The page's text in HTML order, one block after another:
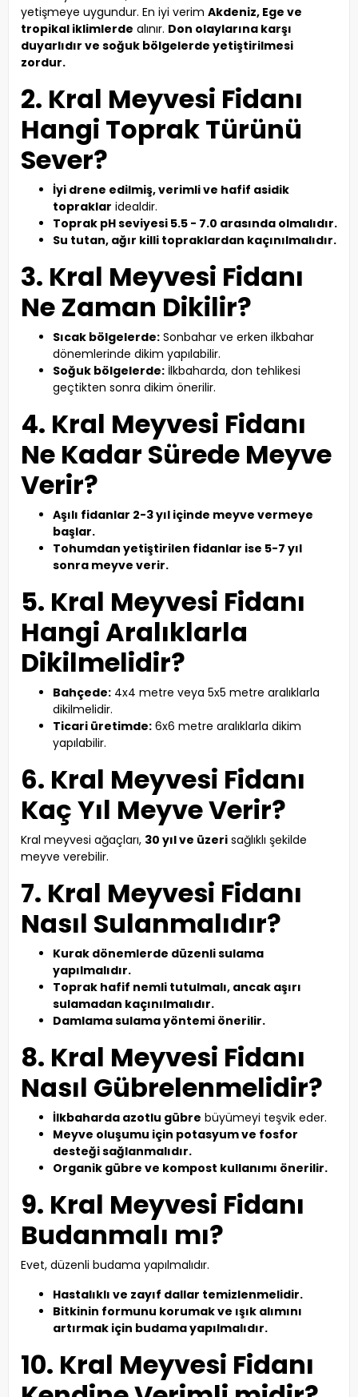
yetişmeye uygundur. En iyi verim Akdeniz, Ege ve
tropikal iklimlerde alınır. Don olaylarına karşı
duyarlıdır ve soğuk bölgelerde yetiştirilmesi
zordur.
2. Kral Meyvesi Fidanı
Hangi Toprak Türünü
Sever?
İyi drene edilmiş, verimli ve hafif asidik
topraklar idealdir.
Toprak pH seviyesi 5.5 - 7.0 arasında olmalıdır.
Su tutan, ağır killi topraklardan kaçınılmalıdır.
3. Kral Meyvesi Fidanı
Ne Zaman Dikilir?
Sıcak bölgelerde: Sonbahar ve erken ilkbahar
dönemlerinde dikim yapılabilir.
Soğuk bölgelerde: İlkbaharda, don tehlikesi
geçtikten sonra dikim önerilir.
4. Kral Meyvesi Fidanı
Ne Kadar Sürede Meyve
Verir?
Aşılı fidanlar 2-3 yıl içinde meyve vermeye
başlar.
Tohumdan yetiştirilen fidanlar ise 5-7 yıl
sonra meyve verir.
5. Kral Meyvesi Fidanı
Hangi Aralıklarla
Dikilmelidir?
Bahçede: 4x4 metre veya 5x5 metre aralıklarla
dikilmelidir.
Ticari üretimde: 6x6 metre aralıklarla dikim
yapılabilir.
6. Kral Meyvesi Fidanı
Kaç Yıl Meyve Verir?
Kral meyvesi ağaçları, 30 yıl ve üzeri sağlıklı şekilde
meyve verebilir.
7. Kral Meyvesi Fidanı
Nasıl Sulanmalıdır?
Kurak dönemlerde düzenli sulama
yapılmalıdır.
Toprak hafif nemli tutulmalı, ancak aşırı
sulamadan kaçınılmalıdır.
Damlama sulama yöntemi önerilir.
8. Kral Meyvesi Fidanı
Nasıl Gübrelenmelidir?
İlkbaharda azotlu gübre büyümeyi teşvik eder.
Meyve oluşumu için potasyum ve fosfor
desteği sağlanmalıdır.
Organik gübre ve kompost kullanımı önerilir.
9. Kral Meyvesi Fidanı
Budanmalı mı?
Evet, düzenli budama yapılmalıdır.
Hastalıklı ve zayıf dallar temizlenmelidir.
Bitkinin formunu korumak ve ışık alımını
artırmak için budama yapılmalıdır.
10. Kral Meyvesi Fidanı